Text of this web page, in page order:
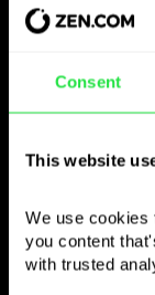
Consent
This website
We use cookies
you content
with trusted
Bruk
som
Send
ta ut fra